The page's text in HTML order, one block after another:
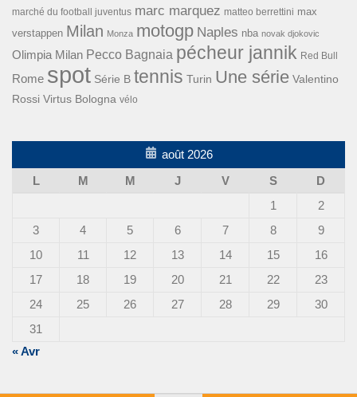
marché du football juventus marc marquez matteo berrettini max
verstappen Milan Monza motogp Naples nba novak djokovic
Olimpia Milan Pecco Bagnaia pécheur jannik Red Bull
Rome spot Série B tennis Turin Une série Valentino
Rossi Virtus Bologna vélo
août 2026
L
M M J V S
D
1
2
3
4 5 6 7 8
9
10
11 12 13 14 15
16
17
18 19 20 21 22
23
24
25 26 27 28 29
30
31
« Avr